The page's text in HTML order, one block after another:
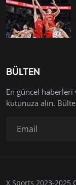
BÜLTEN
En güncel
kutunuza alın.
X Sports 2023-2025